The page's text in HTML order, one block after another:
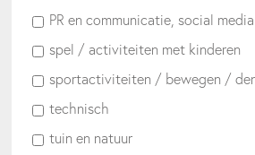
PR en communicatie, social media
spel / activiteiten met kinderen
sportactiviteiten / bewegen /
technisch
tuin en natuur